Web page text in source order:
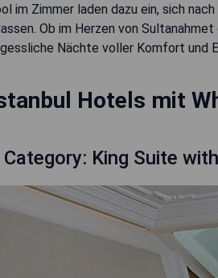
im Zimmer laden dazu ein, sich
Ob im Herzen von
Nächte voller Komfort und
Hotels mit
King Suite